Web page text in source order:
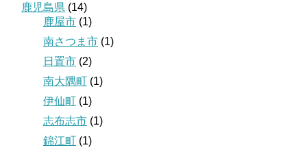
鹿児島県 (14)
鹿屋市 (1)
南さつま市 (1)
日置市 (2)
南大隅町 (1)
伊仙町 (1)
志布志市 (1)
錦江町 (1)